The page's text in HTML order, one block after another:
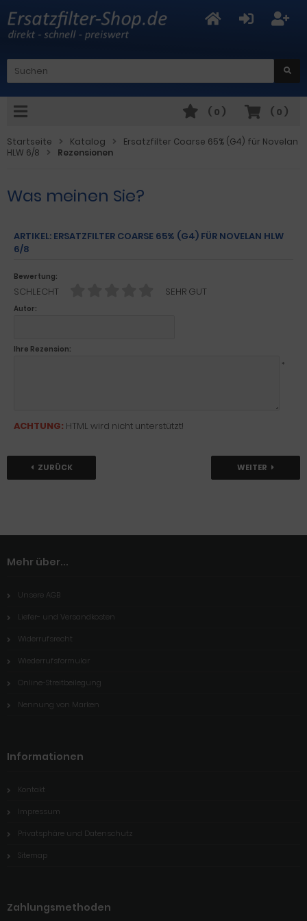
( 0 )
( 0 )
Startseite Katalog
Ersatzfilter Coarse 65% (G4) für Novelan
HLW 6/8
Rezensionen
Was meinen Sie?
ARTIKEL: ERSATZFILTER COARSE 65% (G4) FÜR NOVELAN HLW
6/8
Bewertung:
SCHLECHT SEHR GUT
Autor:
Ihre Rezension:
*
ACHTUNG: HTML wird nicht unterstützt!
ZURÜCK WEITER
Mehr über...
Unsere AGB
Liefer- und Versandkosten
Widerrufsrecht
Wiederrufsformular
Online-Streitbeilegung
Nennung von Marken
Informationen
Kontakt
Impressum
Privatsphäre und Datenschutz
Sitemap
Zahlungsmethoden